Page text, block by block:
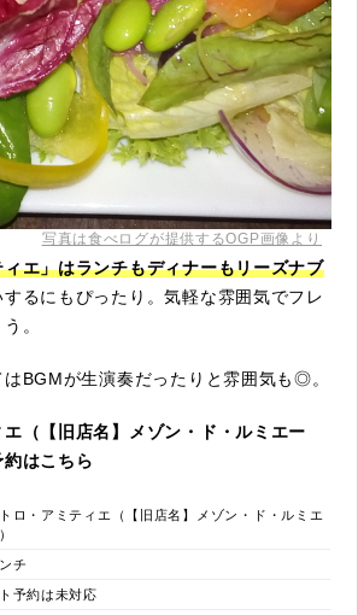
写真は食べログが提供するOGP画像より
エ」はランチもディナーもリーズナブ
るにもぴったり。気軽な雰囲気でフレ
。
BGMが生演奏だったりと雰囲気も◎。
（【旧店名】メゾン・ド・ルミエー
はこちら
ロ・アミティエ（【旧店名】メゾン・ド・ルミエ
チ
予約は未対応